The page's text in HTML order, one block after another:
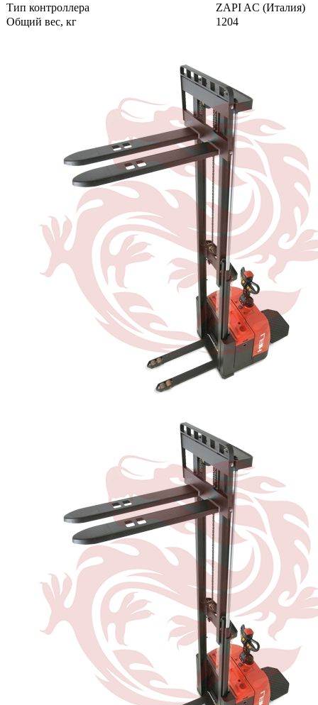
Тип контроллера
ZAPI AC (Италия)
Общий вес, кг
1204